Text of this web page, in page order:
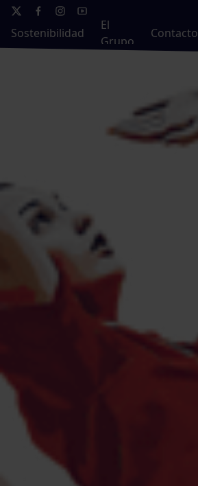
Sostenibilidad
El
Grupo
Contacto